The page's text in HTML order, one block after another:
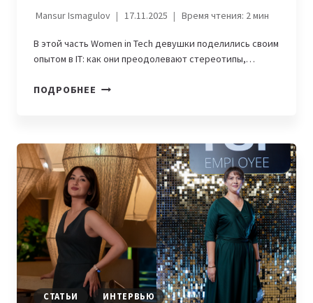
Mansur Ismagulov 17.11.2025 Время чтения: 2мин
В этой часть Women in Tech девушки поделились своим
опытом в IT: как они преодолевают стереотипы,…
ПОДРОБНЕЕ WOMENINTECH.
ОНИ
ПРЕОДОЛИМЫ»,
—
ИСТОРИИ
ДЕВУШЕК
ИЗ
КАЗАХСТАНА
И
УЗБЕКИСТАНА
О
СТАТЬИ ИНТЕРВЬЮ